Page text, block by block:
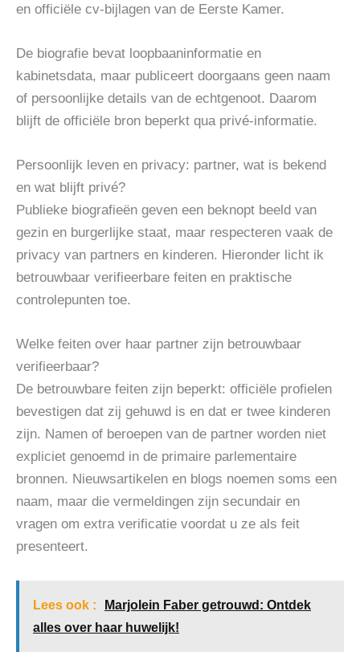
en officiële cv-bijlagen van de Eerste Kamer.
De biografie bevat loopbaaninformatie en
kabinetsdata, maar publiceert doorgaans geen naam
of persoonlijke details van de echtgenoot. Daarom
blijft de officiële bron beperkt qua privé-informatie.
Persoonlijk leven en privacy: partner, wat is bekend
en wat blijft privé?
Publieke biografieën geven een beknopt beeld van
gezin en burgerlijke staat, maar respecteren vaak de
privacy van partners en kinderen. Hieronder licht ik
betrouwbaar verifieerbare feiten en praktische
controlepunten toe.
Welke feiten over haar partner zijn betrouwbaar
verifieerbaar?
De betrouwbare feiten zijn beperkt: officiële profielen
bevestigen dat zij gehuwd is en dat er twee kinderen
zijn. Namen of beroepen van de partner worden niet
expliciet genoemd in de primaire parlementaire
bronnen. Nieuwsartikelen en blogs noemen soms een
naam, maar die vermeldingen zijn secundair en
vragen om extra verificatie voordat u ze als feit
presenteert.
Lees ook :
Marjolein Faber getrouwd: Ontdek
alles over haar huwelijk!